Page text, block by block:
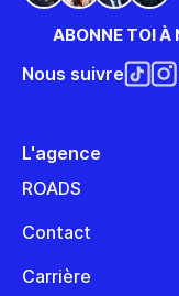
ABONNE TOI À
Nous suivre
L'agence
ROADS
Contact
Carrière